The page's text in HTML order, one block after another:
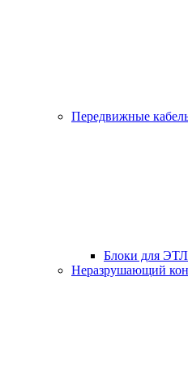
Передвижные
Блоки для ЭТЛ
Неразрушающий